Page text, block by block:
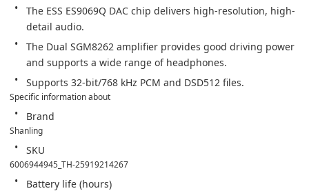
The ESS ES9069Q DAC chip delivers high-resolution, high-
detail audio.
The Dual SGM8262 amplifier provides good driving power
and supports a wide range of headphones.
Supports 32-bit/768 kHz PCM and DSD512 files.
Specific information about
Brand
Shanling
SKU
6006944945_TH-25919214267
Battery life (hours)